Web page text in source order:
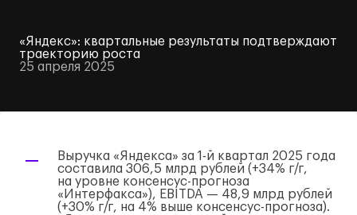
«Яндекс»: квартальные результаты подтверждают
траекторию роста
25 апреля 2025
Выручка «Яндекса» за 1-й квартал 2025 года
составила 306,5 млрд рублей (+34% г/г,
на уровне консенсус-прогноза
«Интерфакса»), EBITDA — 48,9 млрд рублей
(+30% г/г, на 4% выше консенсус-прогноза).